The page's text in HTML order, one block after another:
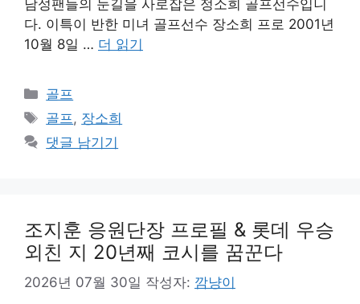
남성팬들의 눈길을 사로잡은 정소희 골프선수입니
다. 이특이 반한 미녀 골프선수 장소희 프로 2001년
10월 8일 … 더 읽기
카
테
리
골프
태
그
골프 , 장소희
댓글 남기기
조지훈 응원단장 프로필 & 롯데 우승
외친 지 20년째 코시를 꿈꾼다
2026년 07월 30일 작성자: 깜냥이